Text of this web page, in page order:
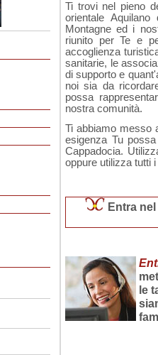
Ti trovi nel pieno
orientale
Montagne ed i
riunito per Te e
accoglienza
sanitarie, le
di supporto e
noi sia da
possa
nostra comunità.
Ti abbiamo messo
esigenza Tu
Cappadocia.
oppure utilizza tutti
Entra nel
le